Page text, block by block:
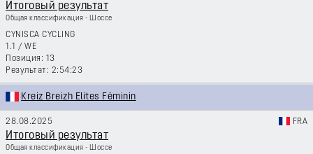
Итоговый результат
Общая классификация - Шоссе
CYNISCA CYCLING
1.1 / WE
13
2:54:23
Kreiz Breizh Elites Féminin
28.08.2025 FRA
Итоговый результат
Общая классификация - Шоссе